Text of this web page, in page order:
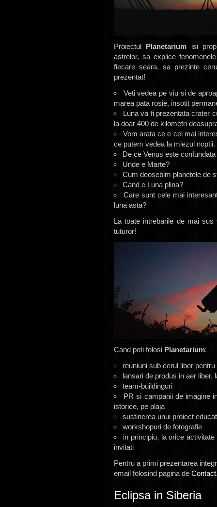
Proiectul Planetarium isi
astrelor, sa explice
fiecare seara, sa prezinte
prezentat!
Veti vedea pe viu si de
marea pata rosie, insotit
Luna va fi prezentata crater
la doar 400 de kilometri
Vom arata ce e cel mai
ce putem vedea la miezul noptii.
De ce Venus este
Unde e Marte?
Cum deosebim planetele de
Cand e Luna plina?
Care sunt cele mai
luna asta?
La toate intrebarile de mai
tuturor!
Cand poti folosi Planetarium:
reuniuni sub cerul liber
lansari de produs in aer liber,
team-buildinguri
PR si campanii de imagine
istorice, pe plaja
sustinerea unui proiect
workshopuri de fotografie
in principiu, la orice
invitati
Pentru a primi prezentarea
email folosind pagina de Contact
Eclipsa in Siberia